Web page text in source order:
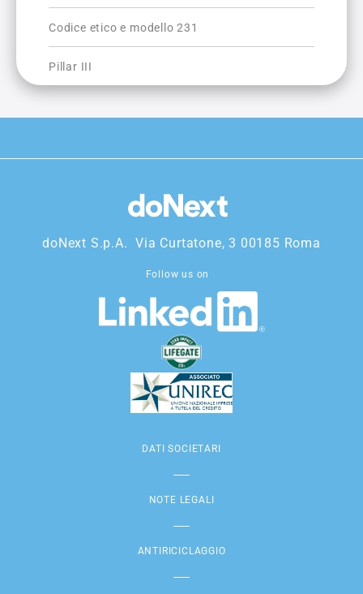
Codice etico e modello 231
Pillar III
doNext S.p.A. Via Curtatone, 3 00185 Roma
Follow us on
DATI SOCIETARI
NOTE LEGALI
ANTIRICICLAGGIO